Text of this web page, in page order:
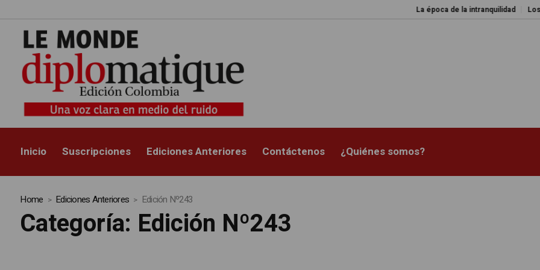
La época de la intranquilidad Los amos del
Inicio Suscripciones Ediciones Anteriores Contáctenos ¿Quiénes somos?
Home Ediciones Anteriores Edición Nº243
Categoría: Edición Nº243